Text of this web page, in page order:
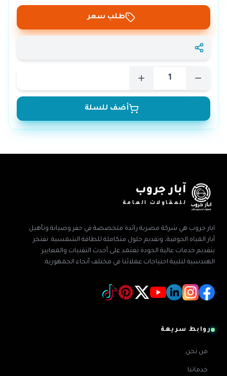
طلب سعر
أضف للسلة
آبار جروب
للمقاولات العامة
ابار جروب هي شركة مصرية رائدة متخصصة في حفر وصيانة وتأهيل
آبار المياه الجوفية، وتقديم حلول متكاملة للطاقة الشمسية. نفتخر
بتقديم خدمات عالية الجودة تعتمد على أحدث التقنيات والمعايير
الهندسية لتلبية احتياجات عملائنا في مختلف أنحاء الجمهورية.
روابط سريعة
من نحن
خدماتنا